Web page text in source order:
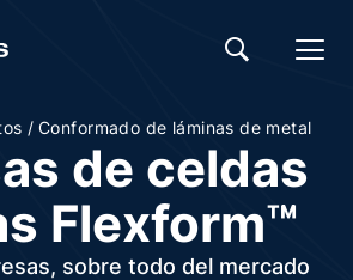
/ Conformado de láminas de metal
de celdas
Flexform™
sobre todo del mercado